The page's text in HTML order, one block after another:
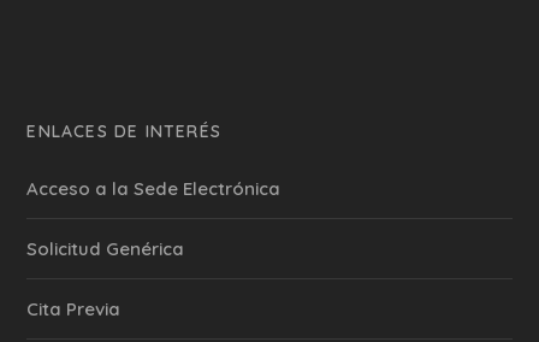
ENLACES DE INTERÉS
Acceso a la Sede Electrónica
Solicitud Genérica
Cita Previa